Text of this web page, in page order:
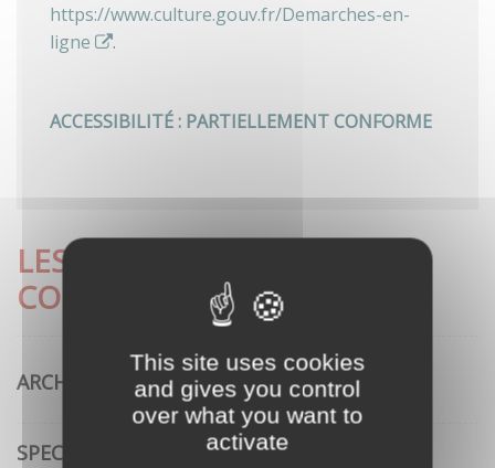
This site uses cookies
and gives you control
over what you want to
activate
https://www.culture.gouv.fr/Demarches-en-
ligne
.
ACCESSIBILITÉ : PARTIELLEMENT CONFORME
LES DÉMARCHES LES PLUS
CONSULTÉES
ARCHITECTURE
SPECTACLE VIVANT